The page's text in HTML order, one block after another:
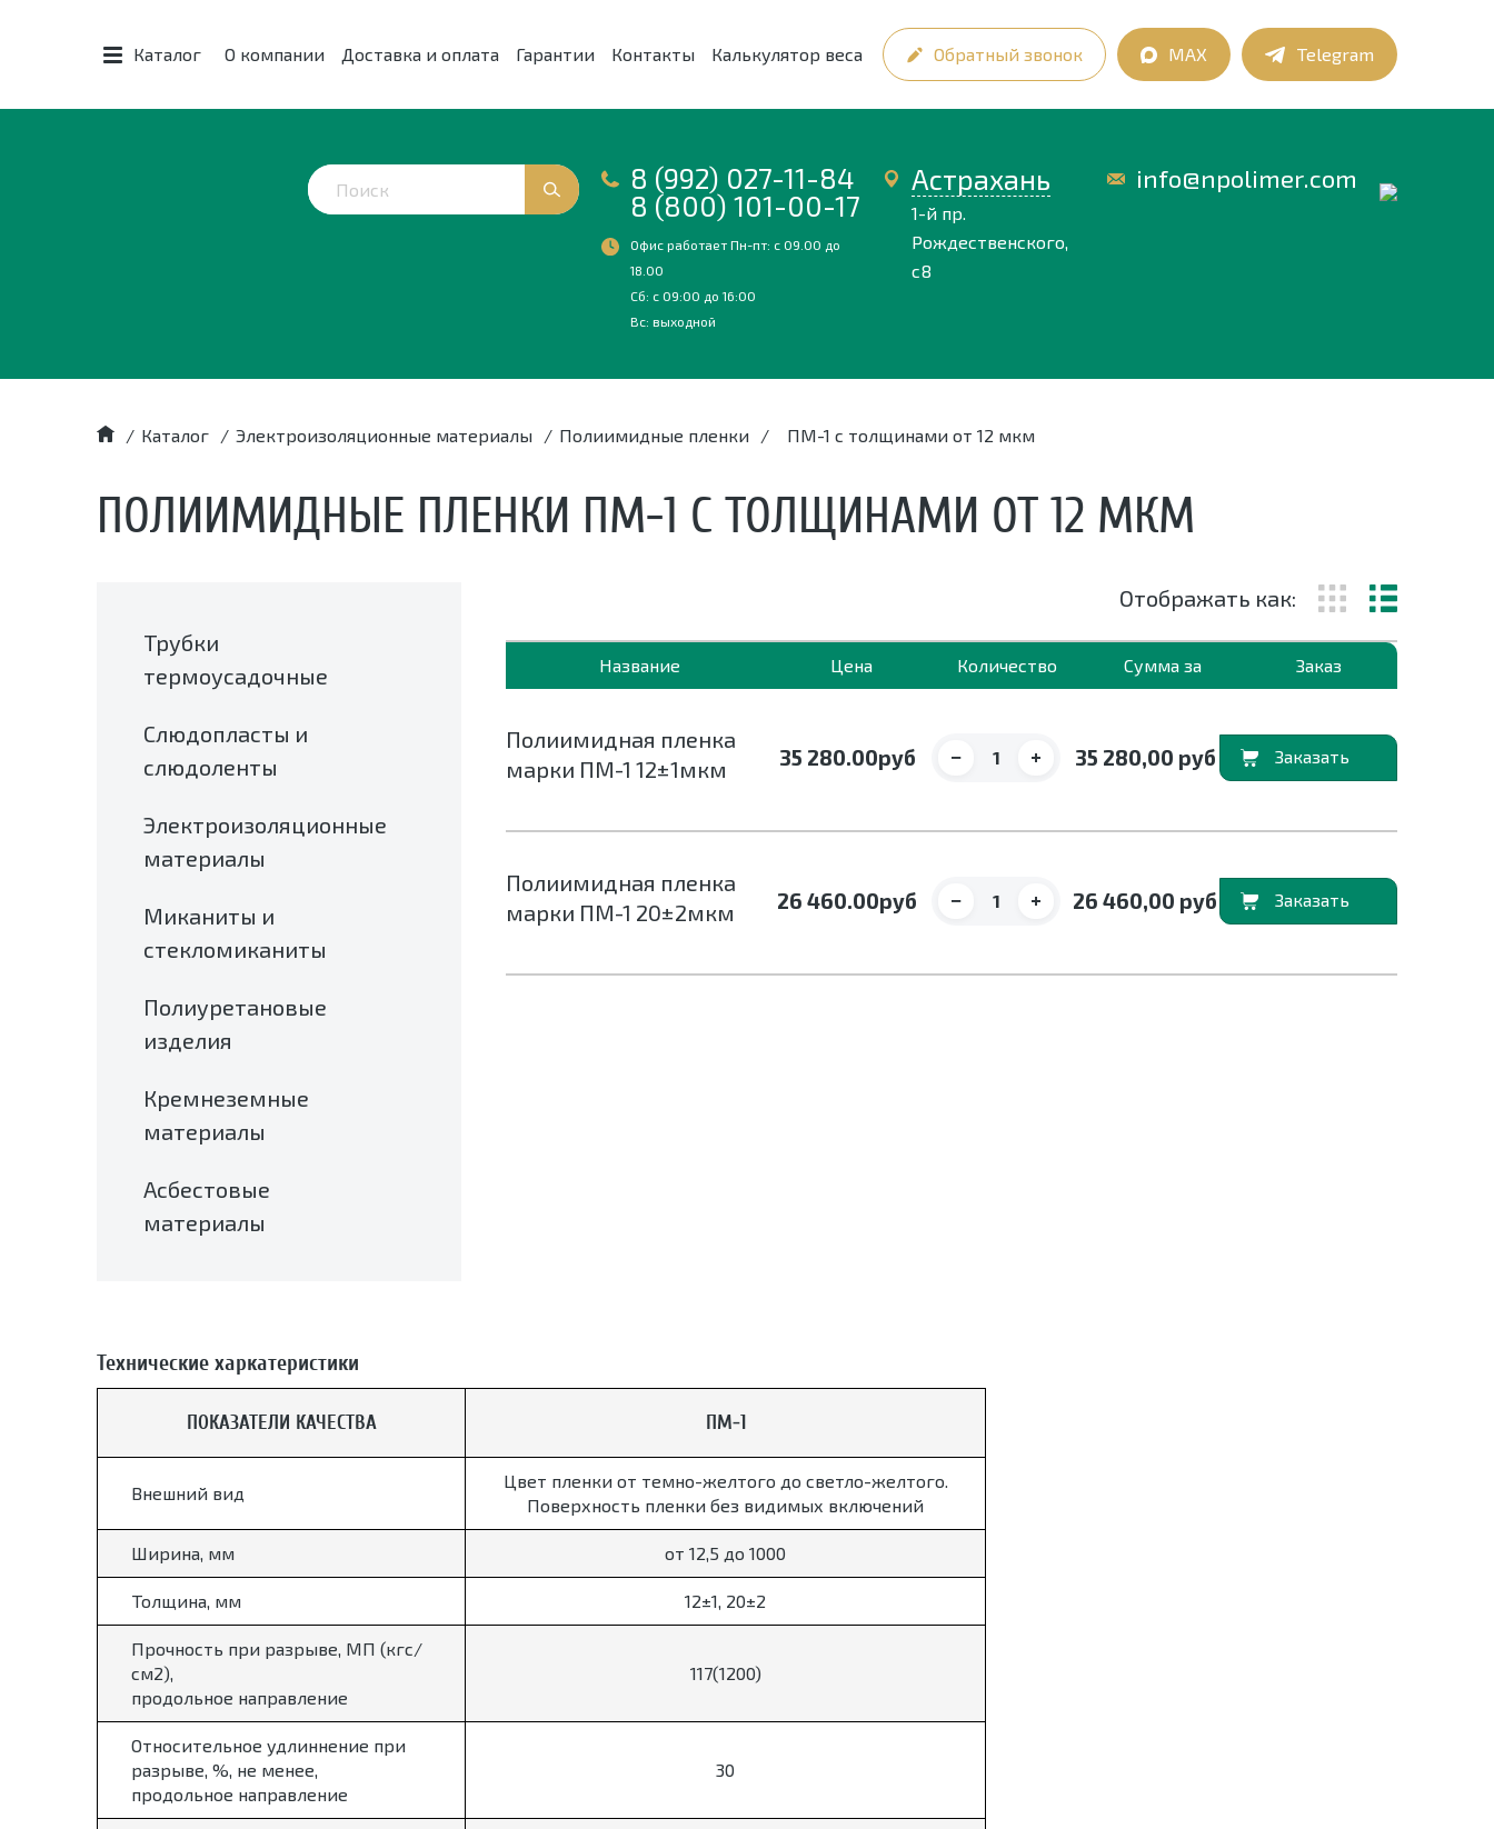
Каталог О компании Доставка и оплата Гарантии Контакты Калькулятор веса Обратный звонок MAX Telegram
8 (992) 027-11-84
8 (800) 101-00-17
Офис работает Пн-пт: с 09.00 до
18.00
Сб: с 09:00 до 16:00
Вс: выходной
Астрахань
1-й пр.
Рождественского,
с8
info@npolimer.com
/ Каталог / Электроизоляционные материалы / Полиимидные пленки / ПМ-1 с толщинами от 12 мкм
ПОЛИИМИДНЫЕ ПЛЕНКИ ПМ-1 С ТОЛЩИНАМИ ОТ 12 МКМ
Отображать как:
Название Цена Количество Сумма за Заказ
Полиимидная пленка
марки ПМ-1 12±1мкм
35 280.00руб − + 35 280,00 руб
В корзину
Полиимидная пленка
марки ПМ-1 20±2мкм
26 460.00руб − + 26 460,00 руб
В корзину
Трубки
термоусадочные
Слюдопласты и
слюдоленты
Электроизоляционные
материалы
Миканиты и
стекломиканиты
Полиуретановые
изделия
Кремнеземные
материалы
Асбестовые
материалы
Технические харкатеристики
ПОКАЗАТЕЛИ КАЧЕСТВА ПМ-1
Внешний вид
Цвет пленки от темно-желтого до светло-желтого.
Поверхность пленки без видимых включений
Ширина, мм от 12,5 до 1000
Толщина, мм 12±1, 20±2
Прочность при разрыве, МП (кгс/
см2),
продольное направление
117(1200)
Относительное удлиннение при
разрыве, %, не менее,
продольное направление
30